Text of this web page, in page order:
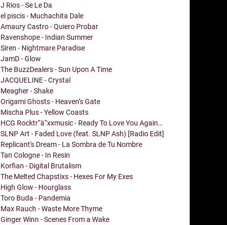
J Rios - Se Le Da
el piscis - Muchachita Dale
Amaury Castro - Quiero Probar
Ravenshope - Indian Summer
Siren - Nightmare Paradise
JamD - Glow
The BuzzDealers - Sun Upon A Time
JACQUELINE - Crystal
Meagher - Shake
Origami Ghosts - Heaven’s Gate
Mischa Plus - Yellow Coasts
HCG Rocktr“ä“xxmusic - Ready To Love You Again…
SLNP Art - Faded Love (feat. SLNP Ash) [Radio Edit]
Replicant's Dream - La Sombra de Tu Nombre
Tan Cologne - In Resin
Korfian - Digital Brutalism
The Melted Chapstixs - Hexes For My Exes
High Glow - Hourglass
Toro Buda - Pandemia
Max Rauch - Waste More Thyme
Ginger Winn - Scenes From a Wake